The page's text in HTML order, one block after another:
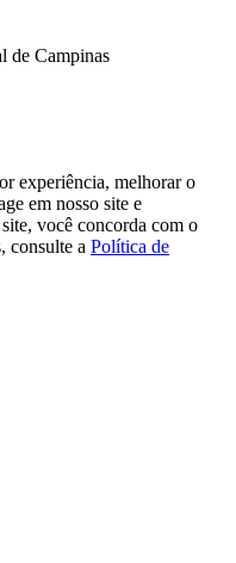
de Campinas
experiência, melhorar o
em nosso site e
você concorda com o
consulte a Política de